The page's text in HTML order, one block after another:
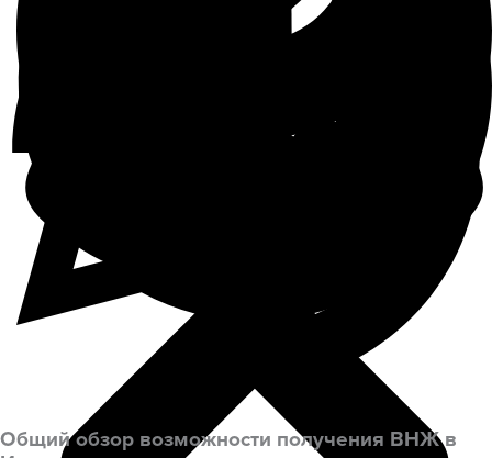
Общий обзор возможности получения ВНЖ в